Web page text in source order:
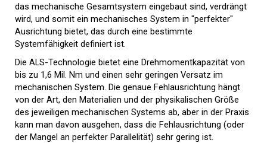
das mechanische Gesamtsystem eingebaut sind, verdrängt
wird, und somit ein mechanisches System in "perfekter"
Ausrichtung bietet, das durch eine bestimmte
Systemfähigkeit definiert ist.
Die ALS-Technologie bietet eine Drehmomentkapazität von
bis zu 1,6 Mil. Nm und einen sehr geringen Versatz im
mechanischen System. Die genaue Fehlausrichtung hängt
von der Art, den Materialien und der physikalischen Größe
des jeweiligen mechanischen Systems ab, aber in der Praxis
kann man davon ausgehen, dass die Fehlausrichtung (oder
der Mangel an perfekter Parallelität) sehr gering ist.